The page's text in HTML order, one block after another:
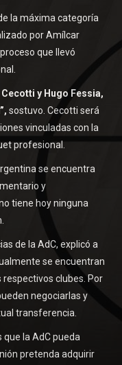
la máxima categoría
por Amílcar
que llevó
y Hugo Fessia,
sostuvo. Cecotti será
vinculadas con la
profesional.
se encuentra
y
tiene hoy ninguna
de la AdC, explicó a
se encuentran
clubes. Por
negociarlas y
transferencia.
que la AdC pueda
pretenda adquirir